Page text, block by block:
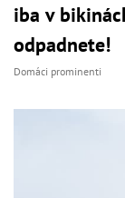
iba v
odpadnete!
Domáci prominenti